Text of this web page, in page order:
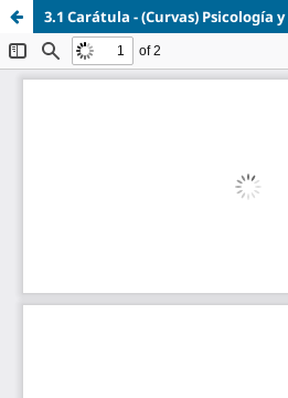
3.1 Carátula - (Curvas) Psicología